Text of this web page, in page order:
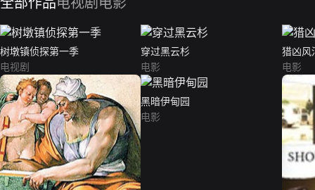
树墩镇侦探第一季
电视剧
穿过黑云杉
电影
猎凶风
电影
黑暗伊甸园
电影